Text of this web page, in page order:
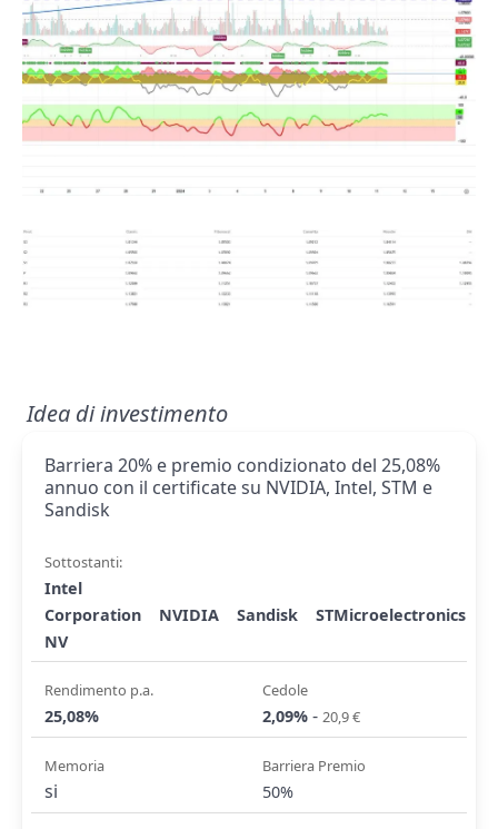
Idea di investimento
Barriera 20% e premio condizionato del 25,08%
annuo con il certificate su NVIDIA, Intel, STM e
Sandisk
Sottostanti:
Intel
Corporation
NVIDIA Sandisk
STMicroelectronics
NV
Rendimento p.a.
25,08%
Cedole
2,09% - 20,9 €
Memoria
si
Barriera Premio
50%